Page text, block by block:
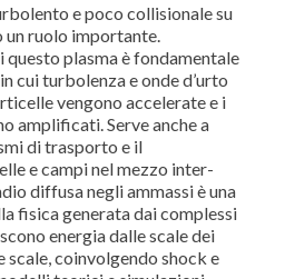
e poco collisionale su
ruolo importante.
plasma è fondamentale
cui turbolenza e onde d’urto
vengono accelerate e i
amplificati. Serve anche a
di trasporto e il
e campi nel mezzo inter-
diffusa negli ammassi è una
fisica generata dai complessi
energia dalle scale dei
coinvolgendo shock e